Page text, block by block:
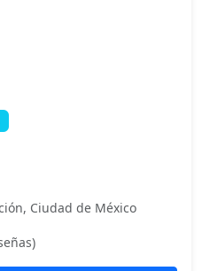
Ciudad de México